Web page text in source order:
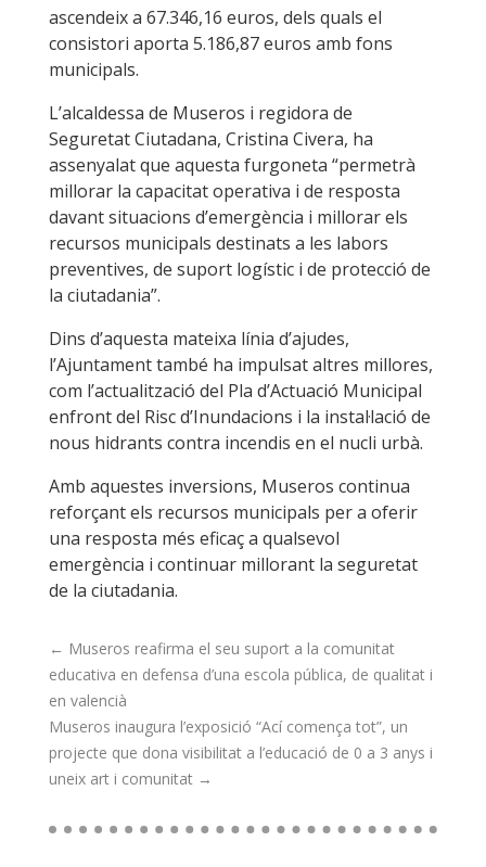
ascendeix a 67.346,16 euros, dels quals el
consistori aporta 5.186,87 euros amb fons
municipals.
L’alcaldessa de Museros i regidora de
Seguretat Ciutadana, Cristina Civera, ha
assenyalat que aquesta furgoneta “permetrà
millorar la capacitat operativa i de resposta
davant situacions d’emergència i millorar els
recursos municipals destinats a les labors
preventives, de suport logístic i de protecció de
la ciutadania”.
Dins d’aquesta mateixa línia d’ajudes,
l’Ajuntament també ha impulsat altres millores,
com l’actualització del Pla d’Actuació Municipal
enfront del Risc d’Inundacions i la instal·lació de
nous hidrants contra incendis en el nucli urbà.
Amb aquestes inversions, Museros continua
reforçant els recursos municipals per a oferir
una resposta més eficaç a qualsevol
emergència i continuar millorant la seguretat
de la ciutadania.
← Museros reafirma el seu suport a la comunitat
educativa en defensa d’una escola pública, de qualitat i
en valencià
Museros inaugura l’exposició “Ací comença tot”, un
projecte que dona visibilitat a l’educació de 0 a 3 anys i
uneix art i comunitat→